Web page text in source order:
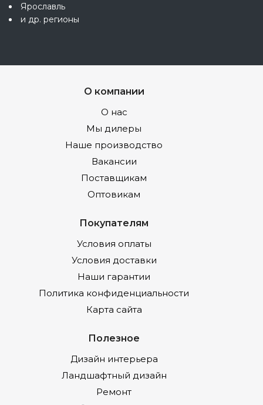
Ярославль
и др. регионы
О компании
О нас
Мы дилеры
Наше производство
Вакансии
Поставщикам
Оптовикам
Покупателям
Условия оплаты
Условия доставки
Наши гарантии
Политика конфиденциальности
Карта сайта
Полезное
Дизайн интерьера
Ландшафтный дизайн
Ремонт